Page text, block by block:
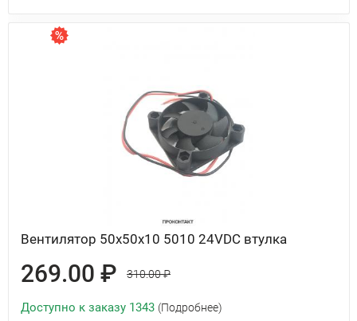
Вентилятор 50x50x10 5010 24VDC втулка
269.00 ₽ 310.00 ₽
Доступно к заказу 1343 (Подробнее)